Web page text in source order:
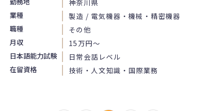
神奈川県
業種
製造 / 電気機器・機械・精密機器
職種
その他
月収
15万円〜
日本語能力試験
日常会話レベル
在留資格
技術・人文知識・国際業務